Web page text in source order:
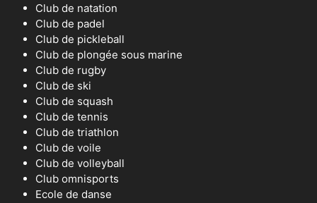
Club de natation
Club de padel
Club de pickleball
Club de plongée sous marine
Club de rugby
Club de ski
Club de squash
Club de tennis
Club de triathlon
Club de voile
Club de volleyball
Club omnisports
Ecole de danse